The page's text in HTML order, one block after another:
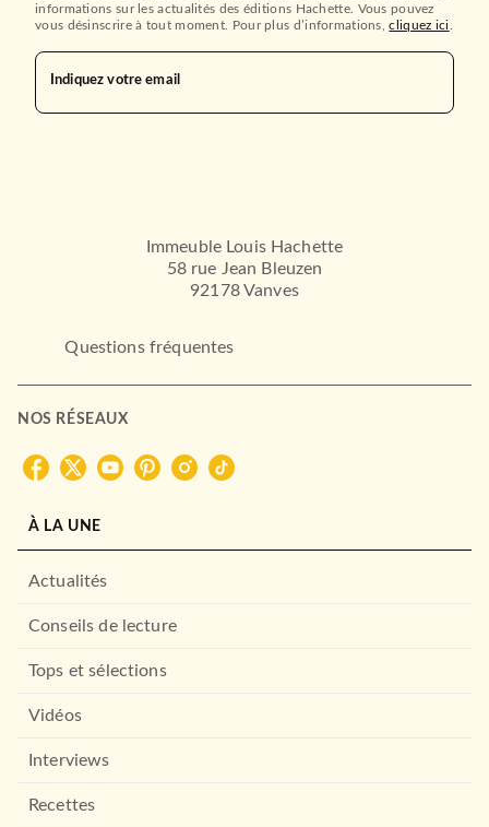
informations sur les actualités des éditions Hachette. Vous pouvez
vous désinscrire à tout moment. Pour plus d’informations,cliquez ici
Indiquez votre email
Immeuble Louis Hachette
58 rue Jean Bleuzen
92178 Vanves
Questions fréquentes
NOS RÉSEAUX
À LA UNE
Actualités
Conseils de lecture
Tops et sélections
Vidéos
Interviews
Recettes